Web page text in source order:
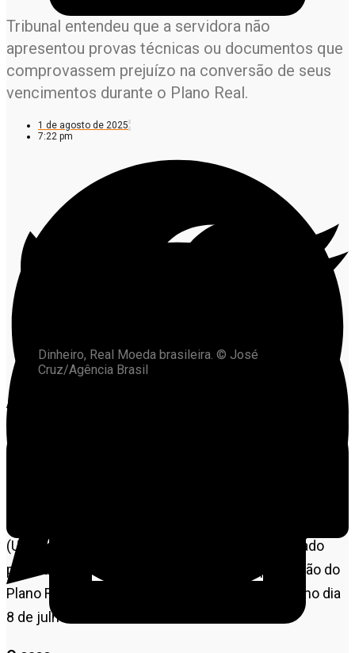
Tribunal entendeu que a servidora não
apresentou provas técnicas ou documentos que
comprovassem prejuízo na conversão de seus
vencimentos durante o Plano Real.
1 de agosto de 2025
7:22 pm
Dinheiro, Real Moeda brasileira. © José
Cruz/Agência Brasil
A Primeira Câmara de Direito Privado do Tribunal de
Justiça de Mato Grosso (TJMT) reforçou a
improcedência de ação de cobrança movida por
(Unidade Real de Valor) para o real. O erro apontado
pela autora da ação ocorreu durante a implantação do
Plano Real em 1994. O julgamento foi realizado no dia
8 de julho de 2025.